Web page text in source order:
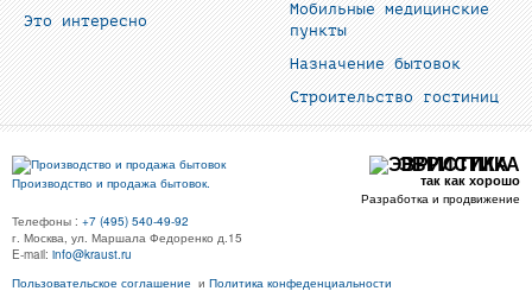
Это интересно
Мобильные медицинские
пункты
Назначение бытовок
Строительство гостиниц
Производство и продажа бытовок.
ЭВРИСТИКА
так как хорошо
Разработка и продвижение
Телефоны : +7 (495) 540-49-92
г. Москва, ул. Маршала Федоренко д.15
E-mail: info@kraust.ru
Пользовательское соглашение и Политика конфеденциальности